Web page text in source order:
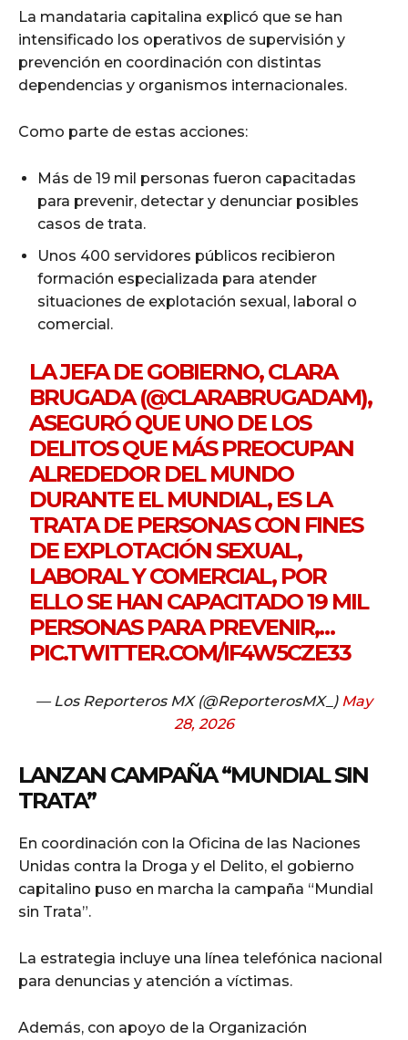
La mandataria capitalina explicó que se han
intensificado los operativos de supervisión y
prevención en coordinación con distintas
dependencias y organismos internacionales.
Como parte de estas acciones:
Más de 19 mil personas fueron capacitadas
para prevenir, detectar y denunciar posibles
casos de trata.
Unos 400 servidores públicos recibieron
formación especializada para atender
situaciones de explotación sexual, laboral o
comercial.
LA JEFA DE GOBIERNO, CLARA
BRUGADA (@CLARABRUGADAM),
ASEGURÓ QUE UNO DE LOS
DELITOS QUE MÁS PREOCUPAN
ALREDEDOR DEL MUNDO
DURANTE EL MUNDIAL, ES LA
TRATA DE PERSONAS CON FINES
DE EXPLOTACIÓN SEXUAL,
LABORAL Y COMERCIAL, POR
ELLO SE HAN CAPACITADO 19 MIL
PERSONAS PARA PREVENIR,…
PIC.TWITTER.COM/IF4W5CZE33
— Los Reporteros MX (@ReporterosMX_) May
28, 2026
LANZAN CAMPAÑA “MUNDIAL SIN
TRATA”
En coordinación con la Oficina de las Naciones
Unidas contra la Droga y el Delito, el gobierno
capitalino puso en marcha la campaña “Mundial
sin Trata”.
La estrategia incluye una línea telefónica nacional
para denuncias y atención a víctimas.
Además, con apoyo de la Organización